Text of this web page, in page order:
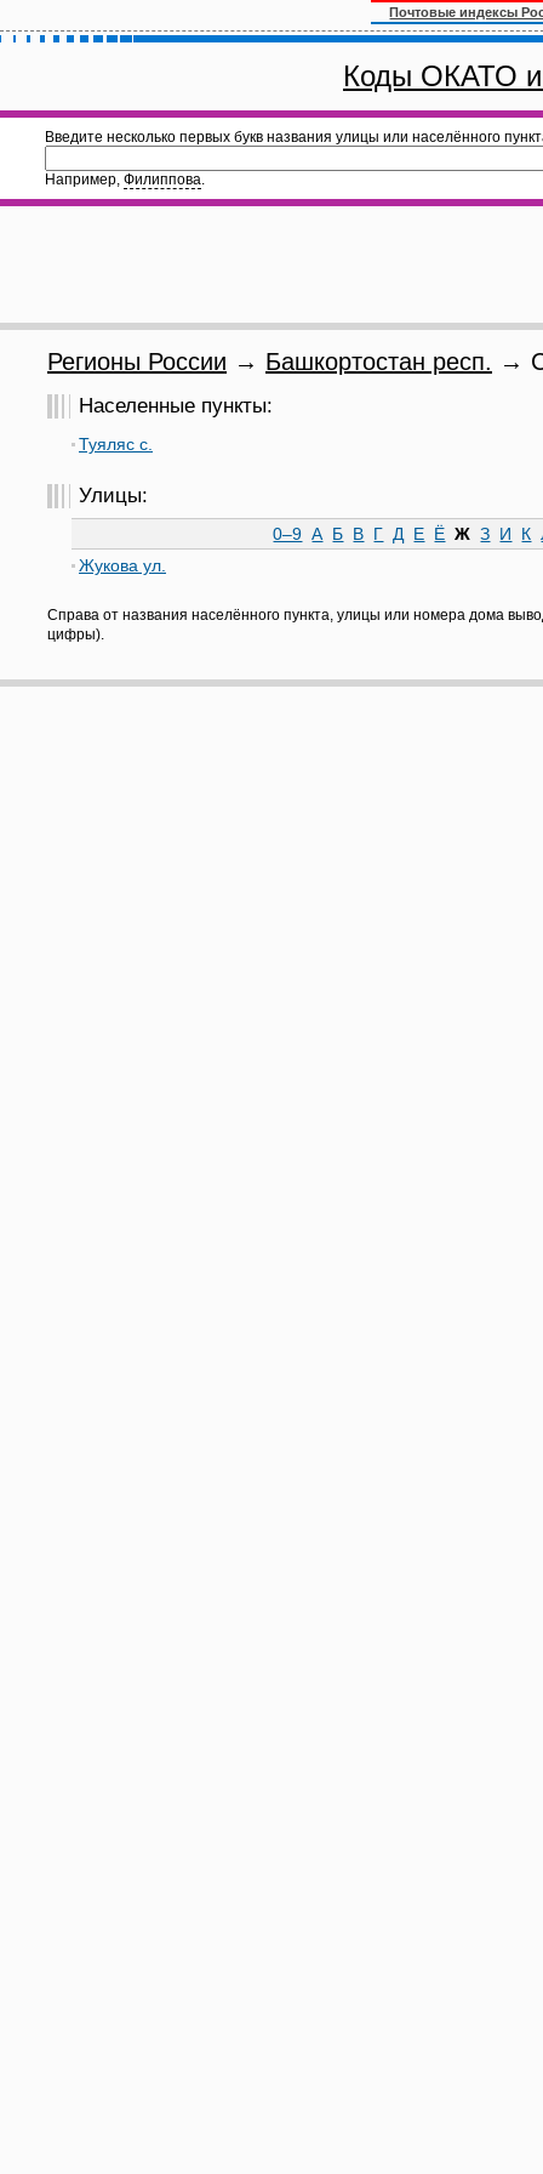
Почтовые индексы
Коды ОКАТО
Введите несколько первых букв названия улицы или населённого
Например, Филиппова.
Регионы России → Башкортостан респ. →
Населенные пункты:
Туяляс с.
Улицы:
0–9 А Б В Г Д Е Ё Ж З И К
Жукова ул.
Справа от названия населённого пункта, улицы или номера дома
цифры).